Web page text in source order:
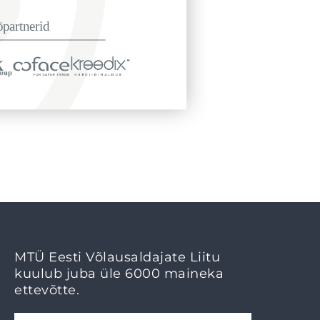
MTÜ Eesti Võlausaldajate Liitu
kuulub juba üle 6000 maineka
ettevõtte.